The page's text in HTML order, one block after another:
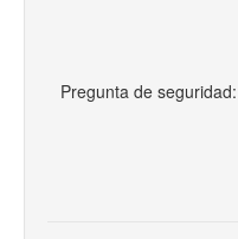
Pregunta de seguridad: